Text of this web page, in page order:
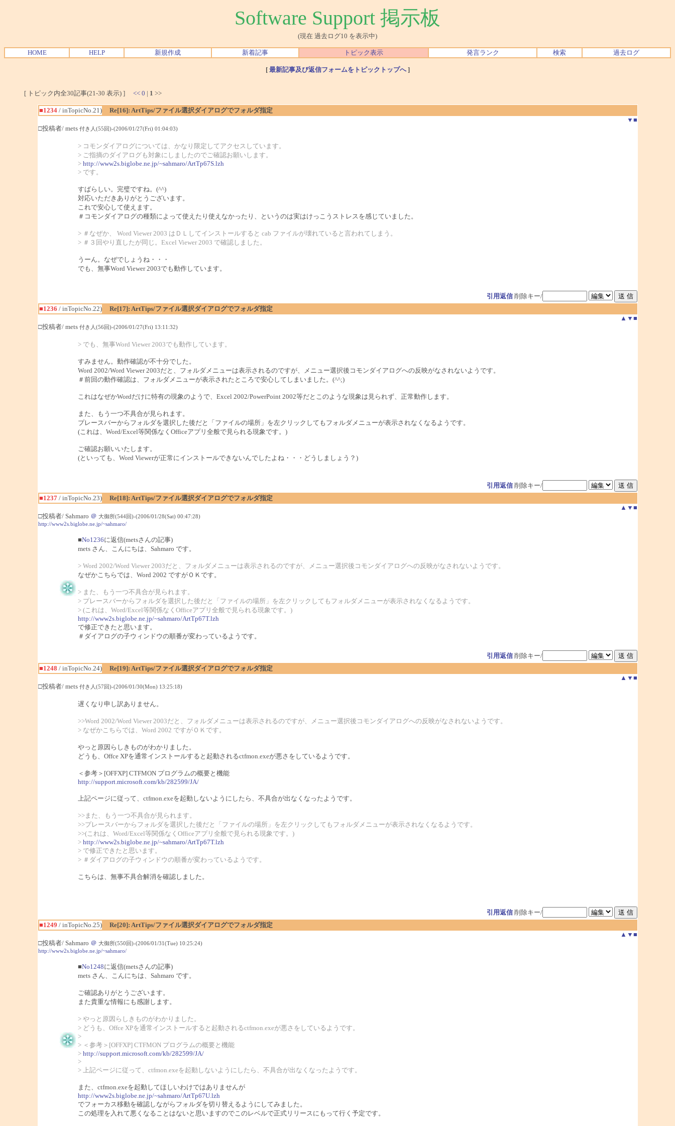
Software Support 掲示板
(現在 過去ログ10 を表示中)
HOME HELP 新規作成 新着記事 トピック表示 発言ランク 検索 過去ログ
[ 最新記事及び返信フォームをトピックトップへ]
[ トピック内全30記事(21-30 表示) ] << 0 | 1 >>
■1234/ inTopicNo.21)
Re[16]: ArtTips/ファイル選択ダイアログでフォルダ指定
▼ ■
□投稿者/ mets 付き人(55回)-(2006/01/27(Fri) 01:04:03)
> コモンダイアログについては、かなり限定してアクセスしています。
> ご指摘のダイアログも対象にしましたのでご確認お願いします。
> http://www2s.biglobe.ne.jp/~sahmaro/ArtTp67S.lzh
> です。
すばらしい。完璧ですね。(^^)
対応いただきありがとうございます。
これで安心して使えます。
＃コモンダイアログの種類によって使えたり使えなかったり、というのは実はけっこうストレスを感じていました。
> ＃なぜか、 Word Viewer 2003 はＤＬしてインストールすると cab ファイルが壊れていると言われてしまう。
> ＃３回やり直したが同じ。Excel Viewer 2003 で確認しました。
うーん。なぜでしょうね・・・
でも、無事Word Viewer 2003でも動作しています。
引用返信 削除キー/
■1236 / inTopicNo.22)
Re[17]: ArtTips/ファイル選択ダイアログでフォルダ指定
▲ ▼ ■
□投稿者/ mets 付き人(56回)-(2006/01/27(Fri) 13:11:32)
> でも、無事Word Viewer 2003でも動作しています。
すみません。動作確認が不十分でした。
Word 2002/Word Viewer 2003だと、フォルダメニューは表示されるのですが、メニュー選択後コモンダイアログへの反映がなされないようです。
＃前回の動作確認は、フォルダメニューが表示されたところで安心してしまいました。(^^;)
これはなぜかWordだけに特有の現象のようで、Excel 2002/PowerPoint 2002等だとこのような現象は見られず、正常動作します。
また、もう一つ不具合が見られます。
プレースバーからフォルダを選択した後だと「ファイルの場所」を左クリックしてもフォルダメニューが表示されなくなるようです。
(これは、Word/Excel等関係なくOfficeアプリ全般で見られる現象です。)
ご確認お願いいたします。
(といっても、Word Viewerが正常にインストールできないんでしたよね・・・どうしましょう？)
引用返信 削除キー/
■1237/ inTopicNo.23)
Re[18]: ArtTips/ファイル選択ダイアログでフォルダ指定
▲ ▼ ■
□投稿者/ Sahmaro ＠ 大御所(544回)-(2006/01/28(Sat) 00:47:28)
http://www2s.biglobe.ne.jp/~sahmaro/
■No1236に返信(metsさんの記事)
mets さん、こんにちは、Sahmaro です。
> Word 2002/Word Viewer 2003だと、フォルダメニューは表示されるのですが、メニュー選択後コモンダイアログへの反映がなされないようです。
なぜかこちらでは、Word 2002 ですがＯＫです。
> また、もう一つ不具合が見られます。
> プレースバーからフォルダを選択した後だと「ファイルの場所」を左クリックしてもフォルダメニューが表示されなくなるようです。
> (これは、Word/Excel等関係なくOfficeアプリ全般で見られる現象です。)
http://www2s.biglobe.ne.jp/~sahmaro/ArtTp67T.lzh
で修正できたと思います。
＃ダイアログの子ウィンドウの順番が変わっているようです。
引用返信 削除キー/
■1248 / inTopicNo.24)
Re[19]: ArtTips/ファイル選択ダイアログでフォルダ指定
▲ ▼ ■
□投稿者/ mets 付き人(57回)-(2006/01/30(Mon) 13:25:18)
遅くなり申し訳ありません。
>>Word 2002/Word Viewer 2003だと、フォルダメニューは表示されるのですが、メニュー選択後コモンダイアログへの反映がなされないようです。
> なぜかこちらでは、Word 2002 ですがＯＫです。
やっと原因らしきものがわかりました。
どうも、Offce XPを通常インストールすると起動されるctfmon.exeが悪さをしているようです。
＜参考＞[OFFXP] CTFMON プログラムの概要と機能
http://support.microsoft.com/kb/282599/JA/
上記ページに従って、ctfmon.exeを起動しないようにしたら、不具合が出なくなったようです。
>>また、もう一つ不具合が見られます。
>>プレースバーからフォルダを選択した後だと「ファイルの場所」を左クリックしてもフォルダメニューが表示されなくなるようです。
>>(これは、Word/Excel等関係なくOfficeアプリ全般で見られる現象です。)
> http://www2s.biglobe.ne.jp/~sahmaro/ArtTp67T.lzh
> で修正できたと思います。
> ＃ダイアログの子ウィンドウの順番が変わっているようです。
こちらは、無事不具合解消を確認しました。
引用返信 削除キー/
■1249 / inTopicNo.25)
Re[20]: ArtTips/ファイル選択ダイアログでフォルダ指定
▲ ▼ ■
□投稿者/ Sahmaro ＠ 大御所(550回)-(2006/01/31(Tue) 10:25:24)
http://www2s.biglobe.ne.jp/~sahmaro/
■No1248に返信(metsさんの記事)
mets さん、こんにちは、Sahmaro です。
ご確認ありがとうございます。
また貴重な情報にも感謝します。
> やっと原因らしきものがわかりました。
> どうも、Offce XPを通常インストールすると起動されるctfmon.exeが悪さをしているようです。
>
> ＜参考＞[OFFXP] CTFMON プログラムの概要と機能
> http://support.microsoft.com/kb/282599/JA/
>
> 上記ページに従って、ctfmon.exeを起動しないようにしたら、不具合が出なくなったようです。
また、ctfmon.exeを起動してほしいわけではありませんが
http://www2s.biglobe.ne.jp/~sahmaro/ArtTp67U.lzh
でフォーカス移動を確認しながらフォルダを切り替えるようにしてみました。
この処理を入れて悪くなることはないと思いますのでこのレベルで正式リリースにもって行く予定です。